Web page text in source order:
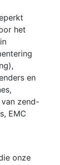
het
en
zend-
EMC
onze